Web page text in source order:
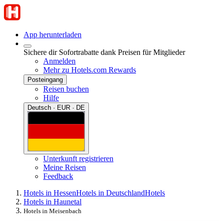
App herunterladen
Sichere dir Sofortrabatte dank Preisen für Mitglieder
Anmelden
Mehr zu Hotels.com Rewards
Posteingang
Reisen buchen
Hilfe
Deutsch · EUR · DE
Unterkunft registrieren
Meine Reisen
Feedback
Hotels in HessenHotels in DeutschlandHotels
Hotels in Haunetal
Hotels in Meisenbach